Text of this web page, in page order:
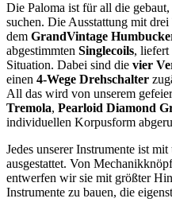
Die Paloma ist für all die
suchen. Die Ausstattung mit
dem GrandVintage
abgestimmten Singlecoils, liefert
Situation. Dabei sind die vier
einen 4-Wege Drehschalter
All das wird von unserem
Tremola, Pearloid Diamond
individuellen Korpusform
Jedes unserer Instrumente ist
ausgestattet. Von
entwerfen wir sie mit größter
Instrumente zu bauen, die